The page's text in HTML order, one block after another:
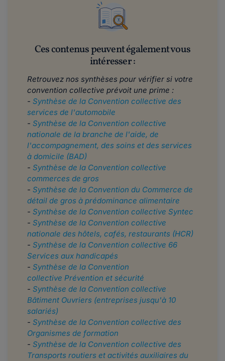
Ces contenus peuvent également vous
intéresser :
Retrouvez nos synthèses pour vérifier si votre
convention collective prévoit une prime :
- Synthèse de la Convention collective des
services de l'automobile
- Synthèse de la Convention collective
nationale de la branche de l'aide, de
l'accompagnement, des soins et des services
à domicile (BAD)
- Synthèse de la Convention collective
commerces de gros
- Synthèse de la Convention du Commerce de
détail de gros à prédominance alimentaire
- Synthèse de la Convention collective Syntec
- Synthèse de la Convention collective
nationale des hôtels, cafés, restaurants (HCR)
- Synthèse de la Convention collective 66
Services aux handicapés
- Synthèse de la Convention
collective Prévention et sécurité
- Synthèse de la Convention collective
Bâtiment Ouvriers (entreprises jusqu'à 10
salariés)
- Synthèse de la Convention collective des
Organismes de formation
- Synthèse de la Convention collective des
Transports routiers et activités auxiliaires du